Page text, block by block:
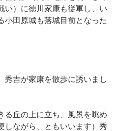
い）に徳川家康も従軍し、い
小田原城も落城目前となった
秀吉が家康を散歩に誘いまし
る丘の上に立ち、風景を眺め
しながら、ともいいます）秀